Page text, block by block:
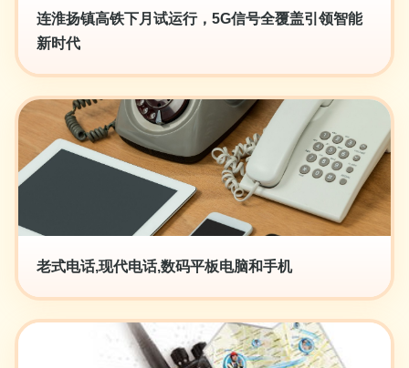
连淮扬镇高铁下月试运行，5G信号全覆盖引领智能
新时代
老式电话,现代电话,数码平板电脑和手机